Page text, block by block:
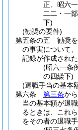
正、昭六
二二・一
下)
(勧奨の要件)
第五条の五
勧奨
の事実について
記録が作成され
(昭六一条
の四繰下)
(退職手当の基本
第六条
第三条から
当の基本額が退
るときは、これ
をその者の退職